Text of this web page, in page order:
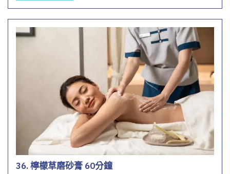
36. 檸檬草磨砂膏 60分鐘